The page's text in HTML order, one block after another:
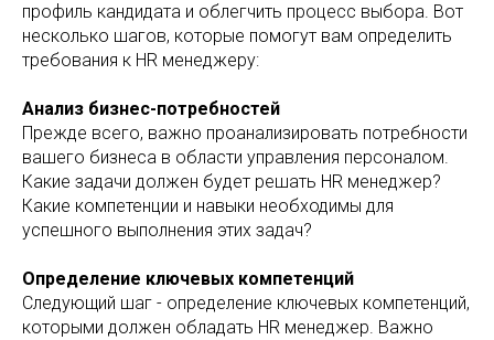
профиль кандидата и облегчить процесс выбора. Вот
несколько шагов, которые помогут вам определить
требования к HR менеджеру:
Анализ бизнес-потребностей
Прежде всего, важно проанализировать потребности
вашего бизнеса в области управления персоналом.
Какие задачи должен будет решать HR менеджер?
Какие компетенции и навыки необходимы для
успешного выполнения этих задач?
Определение ключевых компетенций
Следующий шаг - определение ключевых компетенций,
которыми должен обладать HR менеджер. Важно